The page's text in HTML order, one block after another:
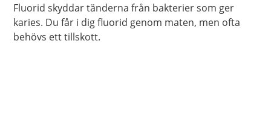
Fluorid skyddar tänderna från bakterier som ger
karies. Du får i dig fluorid genom maten, men ofta
behövs ett tillskott.